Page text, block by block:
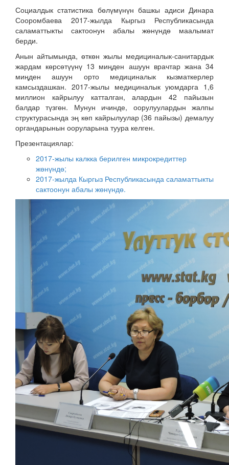
Социалдык статистика бөлүмүнүн башкы адиси Динара
Сооромбаева 2017-жылда Кыргыз Республикасында
саламаттыкты сактоонун абалы жөнүндө маалымат
берди.
Анын айтымында, өткөн жылы медициналык-санитардык
жардам көрсөтүүнү 13 миңден ашуун врачтар жана 34
миңден ашуун орто медициналык кызматкерлер
камсыздашкан. 2017-жылы медициналык уюмдарга 1,6
миллион кайрылуу катталган, алардын 42 пайызын
балдар түзгөн. Мунун ичинде, оорулуулардын жалпы
структурасында эң көп кайрылуулар (36 пайызы) демалуу
органдарынын ооруларына туура келген.
Презентациялар:
2017-жылы калкка берилген микрокредиттер
жөнүндө;
2017-жылда Кыргыз Республикасында саламаттыкты
сактоонун абалы жөнүндө.